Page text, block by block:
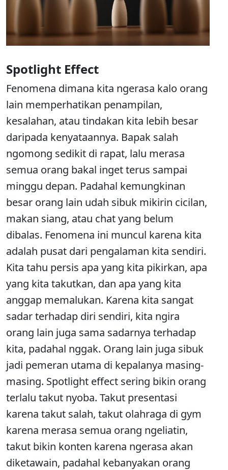
Spotlight Effect
Fenomena dimana kita ngerasa kalo orang
lain memperhatikan penampilan,
kesalahan, atau tindakan kita lebih besar
daripada kenyataannya. Bapak salah
ngomong sedikit di rapat, lalu merasa
semua orang bakal inget terus sampai
minggu depan. Padahal kemungkinan
besar orang lain udah sibuk mikirin cicilan,
makan siang, atau chat yang belum
dibalas. Fenomena ini muncul karena kita
adalah pusat dari pengalaman kita sendiri.
Kita tahu persis apa yang kita pikirkan, apa
yang kita takutkan, dan apa yang kita
anggap memalukan. Karena kita sangat
sadar terhadap diri sendiri, kita ngira
orang lain juga sama sadarnya terhadap
kita, padahal nggak. Orang lain juga sibuk
jadi pemeran utama di kepalanya masing-
masing. Spotlight effect sering bikin orang
terlalu takut nyoba. Takut presentasi
karena takut salah, takut olahraga di gym
karena merasa semua orang ngeliatin,
takut bikin konten karena ngerasa akan
diketawain, padahal kebanyakan orang